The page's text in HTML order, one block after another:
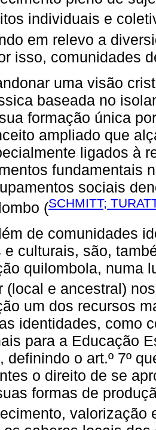
individuais e
em relevo a
isso, comunidades
uma visão
baseada no
formação única
ampliado que
ligados à
fundamentais
sociais
(SCHMITT;
de comunidades
e culturais, são,
quilombola, numa
(local e ancestral)
um dos recursos
identidades, como
para a Educação
definindo o art.º 7º
o direito de se
formas de
valorização